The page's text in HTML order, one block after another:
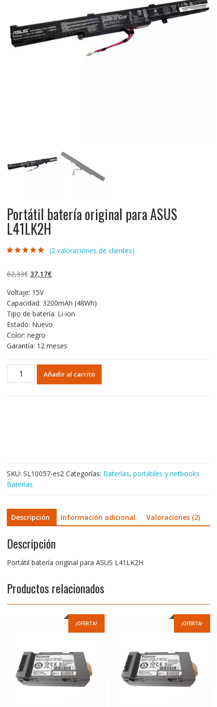
Portátil batería original para ASUS
L41LK2H
valoraciones
(2valoraciones de clientes)
62,33€ El
original
era:
62,33€.
37,17€El
es:
37,17€.
Voltaje: 15V
Capacidad: 3200mAh (48Wh)
Tipo de batería: Li-ion
Estado: Nuevo
Color: negro
Garantía: 12 meses
Portátil
batería
Añadir al carrito
SKU: SL10057-es2 Categorías: Baterías, portátiles y netbooks
Baterías
Descripción Información adicional Valoraciones (2)
Descripción
Portátil batería original para ASUS L41LK2H
Productos relacionados
¡OFERTA! ¡OFERTA!